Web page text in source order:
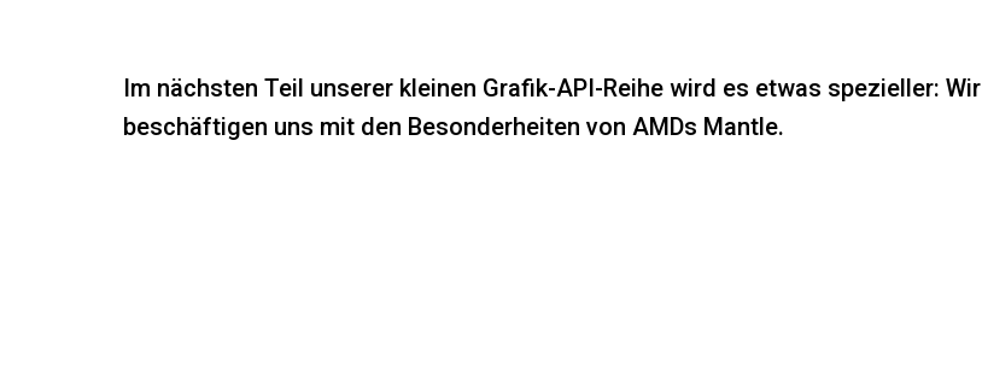
Im nächsten Teil unserer kleinen Grafik-API-Reihe wird es etwas spezieller: Wir
beschäftigen uns mit den Besonderheiten von AMDs Mantle.